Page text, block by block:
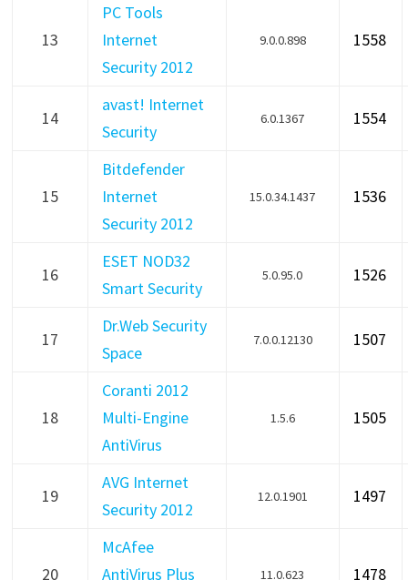
13
PC Tools
Internet
Security 2012
9.0.0.898 1558
14
avast! Internet
Security
6.0.1367 1554
15
Bitdefender
Internet
Security 2012
15.0.34.1437 1536
16
ESET NOD32
Smart Security
5.0.95.0 1526
17
Dr.Web Security
Space
7.0.0.12130 1507
18
Coranti 2012
Multi-Engine
AntiVirus
1.5.6 1505
19
AVG Internet
Security 2012
12.0.1901 1497
20
McAfee
AntiVirus Plus
11.0.623 1478